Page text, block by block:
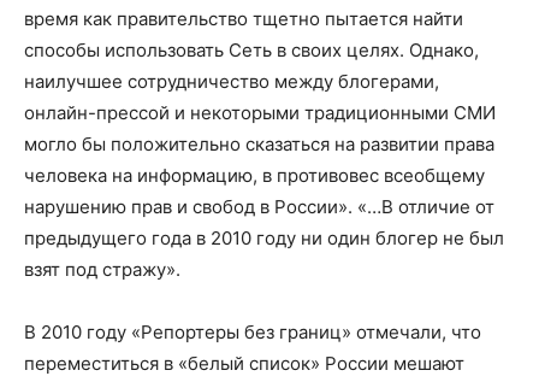
время как правительство тщетно пытается найти
способы использовать Сеть в своих целях. Однако,
наилучшее сотрудничество между блогерами,
онлайн-прессой и некоторыми традиционными СМИ
могло бы положительно сказаться на развитии права
человека на информацию, в противовес всеобщему
нарушению прав и свобод в России». «…В отличие от
предыдущего года в 2010 году ни один блогер не был
взят под стражу».
В 2010 году «Репортеры без границ» отмечали, что
переместиться в «белый список» России мешают